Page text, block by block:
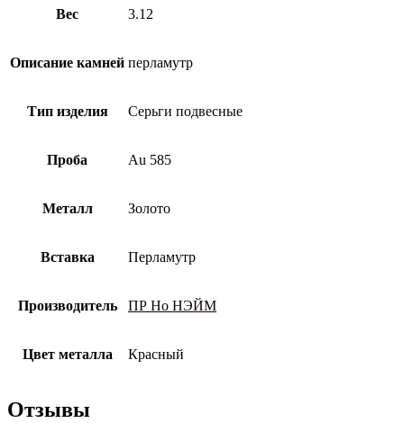
перламутром
Вес 3.12
Описание камней перламутр
Тип изделия Серьги подвесные
Проба Au 585
Металл Золото
Вставка Перламутр
Производитель ПР Но НЭЙМ
Цвет металла Красный
Отзывы